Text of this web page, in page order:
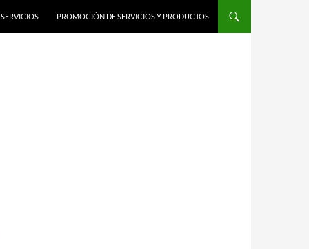
SERVICIOS PROMOCIÓN DE SERVICIOS Y PRODUCTOS